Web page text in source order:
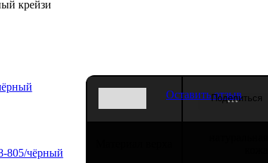
крейзи
Оставить отзыв